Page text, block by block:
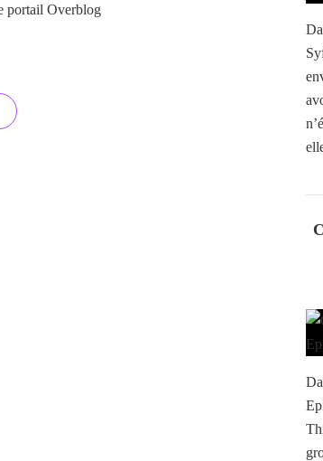
portail Overblog